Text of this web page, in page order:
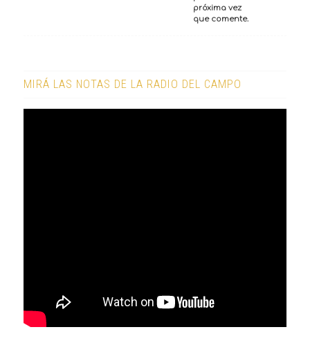
próxima vez
que comente.
MIRÁ LAS NOTAS DE LA RADIO DEL CAMPO